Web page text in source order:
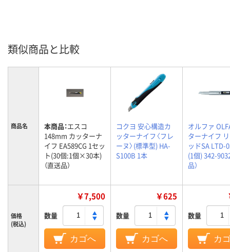
類似商品と比較
商品名 本商品：エスコ
148mm カッターナ
イフ EA589CG 1セッ
ト(30個:1個×30本)
（直送品）
コクヨ 安心構造カ
ッターナイフ〈フレ
ーヌ〉(標準型) HA-
S100B 1本
オルファ
ターナイフ
ッドSA LTD-
(1個) 342-
品）
価格
(税込)
￥7,500
数量
カゴへ
￥625
数量
カゴへ
数量
カ